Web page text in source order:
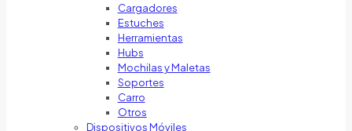
Cargadores
Estuches
Herramientas
Hubs
Mochilas y Maletas
Soportes
Carro
Otros
Dispositivos Móviles